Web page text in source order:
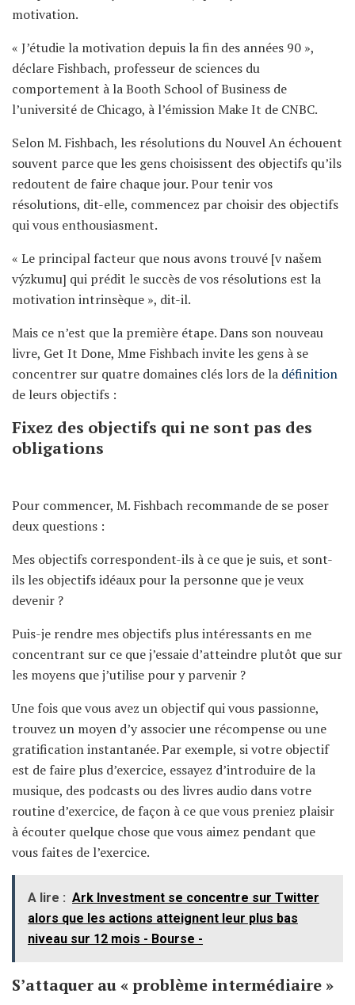
motivation.
« J’étudie la motivation depuis la fin des années 90 »,
déclare Fishbach, professeur de sciences du
comportement à la Booth School of Business de
l’université de Chicago, à l’émission Make It de CNBC.
Selon M. Fishbach, les résolutions du Nouvel An échouent
souvent parce que les gens choisissent des objectifs qu’ils
redoutent de faire chaque jour. Pour tenir vos
résolutions, dit-elle, commencez par choisir des objectifs
qui vous enthousiasment.
« Le principal facteur que nous avons trouvé [v našem
výzkumu] qui prédit le succès de vos résolutions est la
motivation intrinsèque », dit-il.
Mais ce n’est que la première étape. Dans son nouveau
livre, Get It Done, Mme Fishbach invite les gens à se
concentrer sur quatre domaines clés lors de la définition
de leurs objectifs :
Fixez des objectifs qui ne sont pas des
obligations
Pour commencer, M. Fishbach recommande de se poser
deux questions :
Mes objectifs correspondent-ils à ce que je suis, et sont-
ils les objectifs idéaux pour la personne que je veux
devenir ?
Puis-je rendre mes objectifs plus intéressants en me
concentrant sur ce que j’essaie d’atteindre plutôt que sur
les moyens que j’utilise pour y parvenir ?
Une fois que vous avez un objectif qui vous passionne,
trouvez un moyen d’y associer une récompense ou une
gratification instantanée. Par exemple, si votre objectif
est de faire plus d’exercice, essayez d’introduire de la
musique, des podcasts ou des livres audio dans votre
routine d’exercice, de façon à ce que vous preniez plaisir
à écouter quelque chose que vous aimez pendant que
vous faites de l’exercice.
A lire : Ark Investment se concentre sur Twitter
alors que les actions atteignent leur plus bas
niveau sur 12 mois - Bourse -
S’attaquer au « problème intermédiaire »